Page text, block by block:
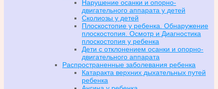
Нарушение осанки и опорно-
двигательного аппарата у детей
Сколиозы у детей
Плоскостопие у ребенка. Обнаружение
плоскостопия. Осмотр и Диагностика
плоскостопия у ребенка
Дети с отклонением осанки и опорно-
двигательного аппарата
Распространенные заболевания ребенка
Катаракта верхних дыхательных путей
ребенка